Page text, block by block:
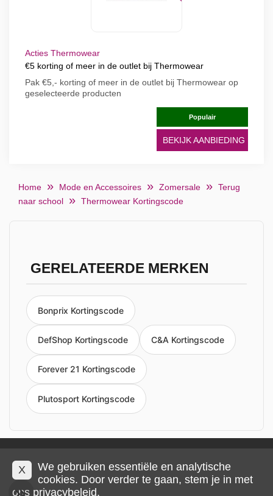
Acties Thermowear
€5 korting of meer in de outlet bij Thermowear
Pak €5,- korting of meer in de outlet bij Thermowear op
geselecteerde producten
Populair
BEKIJK AANBIEDING
Home Mode en Accessoires Zomersale
Terug
naar school
Thermowear Kortingscode
GERELATEERDE MERKEN
Bonprix Kortingscode
DefShop Kortingscode C&A Kortingscode
Forever 21 Kortingscode
Plutosport Kortingscode
Privacy en cookies Impressum Algemene voorwaarden
© 2026 IMP Multimedia GmbH
X
We gebruiken essentiële en analytische
cookies. Door verder te gaan, stem je in met
ons privacybeleid.